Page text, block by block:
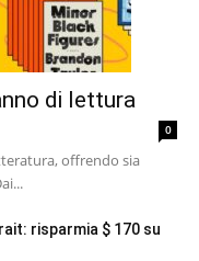
di lettura
0
offrendo sia
risparmia $ 170 su